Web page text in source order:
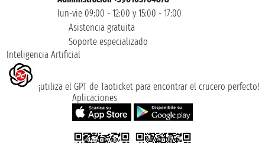
lun-vie 09:00 - 12:00 y 15:00 - 17:00
Asistencia gratuita
Soporte especializado
Inteligencia Artificial
¡utiliza el GPT de Taoticket para encontrar el crucero perfecto!
Aplicaciones